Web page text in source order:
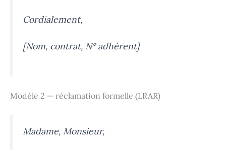
Cordialement,
[Nom, contrat, N° adhérent]
Modèle 2 — réclamation formelle (LRAR)
Madame, Monsieur,